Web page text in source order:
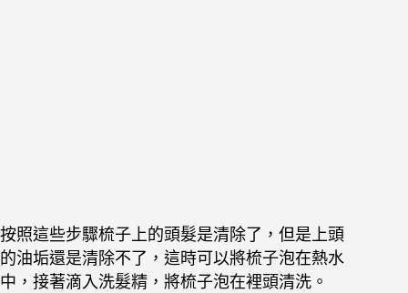
按照這些步驟梳子上的頭髮是清除了，但是上頭
的油垢還是清除不了，這時可以將梳子泡在熱水
中，接著滴入洗髮精，將梳子泡在裡頭清洗。